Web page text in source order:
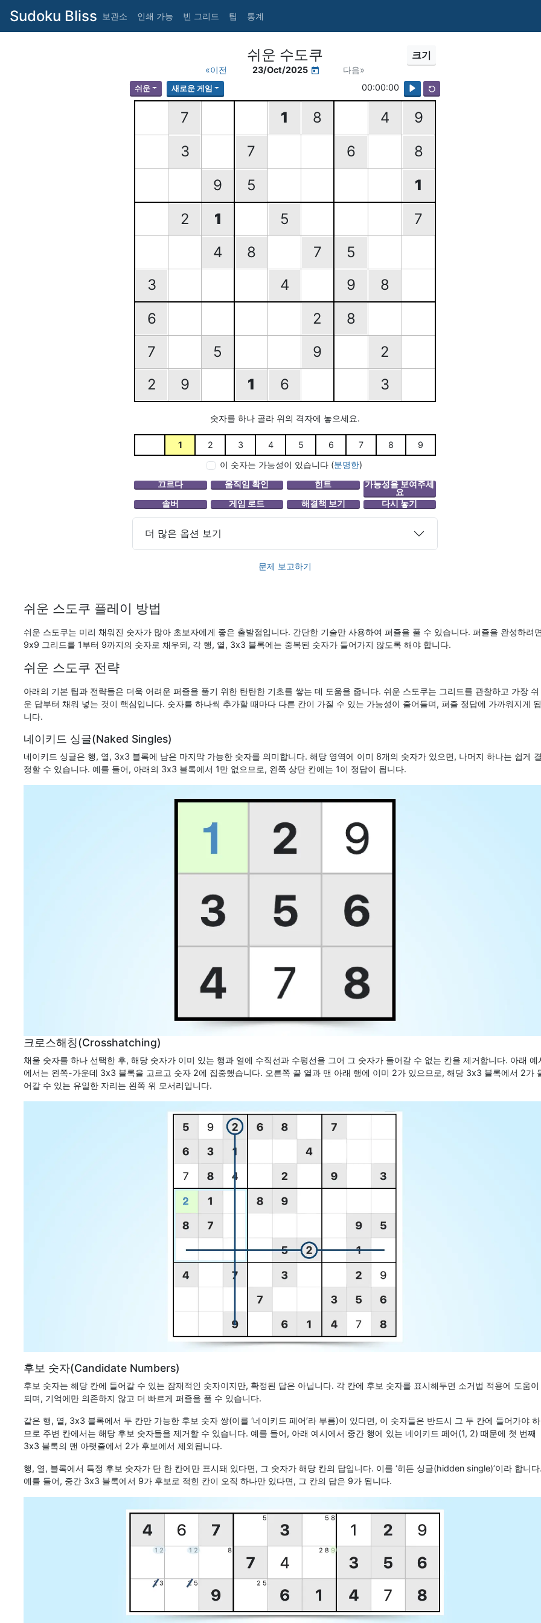
Sudoku Bliss 보관소 인쇄 가능 빈 그리드 팁 통계
쉬운 수도쿠 크기
«이전 23/Oct/2025 다음»
쉬운 새로운 게임 00:00:00
7 1 8 4
9
3
7 6
8
9
5
1
2
1 5
7
4
8 7
5
3
4 9
8
6
2
8
7
5 9
2
2
9 1 6 3
숫자를 하나 골라 위의 격자에 놓으세요.
1 2 3 4 5 6 7 8
9
이 숫자는 가능성이 있습니다 (분명한)
더 많은 옵션 보기
문제 보고하기
쉬운 스도쿠 플레이 방법
쉬운 스도쿠는 미리 채워진 숫자가 많아 초보자에게 좋은 출발점입니다. 간단한 기술만 사용하여 퍼즐을 풀 수 있습니다. 퍼즐을 완성하려
9x9 그리드를 1부터 9까지의 숫자로 채우되, 각 행, 열, 3x3 블록에는 중복된 숫자가 들어가지 않도록 해야 합니다.
쉬운 스도쿠 전략
아래의 기본 팁과 전략들은 더욱 어려운 퍼즐을 풀기 위한 탄탄한 기초를 쌓는 데 도움을 줍니다. 쉬운 스도쿠는 그리드를 관찰하고 가장 쉬
운 답부터 채워 넣는 것이 핵심입니다. 숫자를 하나씩 추가할 때마다 다른 칸이 가질 수 있는 가능성이 줄어들며, 퍼즐 정답에 가까워지게 됩
니다.
네이키드 싱글(Naked Singles)
네이키드 싱글은 행, 열, 3x3 블록에 남은 마지막 가능한 숫자를 의미합니다. 해당 영역에 이미 8개의 숫자가 있으면, 나머지 하나는 쉽게
정할 수 있습니다. 예를 들어, 아래의 3x3 블록에서 1만 없으므로, 왼쪽 상단 칸에는 1이 정답이 됩니다.
크로스해칭(Crosshatching)
채울 숫자를 하나 선택한 후, 해당 숫자가 이미 있는 행과 열에 수직선과 수평선을 그어 그 숫자가 들어갈 수 없는 칸을 제거합니다. 아래 예
에서는 왼쪽-가운데 3x3 블록을 고르고 숫자 2에 집중했습니다. 오른쪽 끝 열과 맨 아래 행에 이미 2가 있으므로, 해당 3x3 블록에서 2가
어갈 수 있는 유일한 자리는 왼쪽 위 모서리입니다.
후보 숫자(Candidate Numbers)
후보 숫자는 해당 칸에 들어갈 수 있는 잠재적인 숫자이지만, 확정된 답은 아닙니다. 각 칸에 후보 숫자를 표시해두면 소거법 적용에 도움이
되며, 기억에만 의존하지 않고 더 빠르게 퍼즐을 풀 수 있습니다.
같은 행, 열, 3x3 블록에서 두 칸만 가능한 후보 숫자 쌍(이를 ‘네이키드 페어’라 부름)이 있다면, 이 숫자들은 반드시 그 두 칸에 들어가야 하
므로 주변 칸에서는 해당 후보 숫자들을 제거할 수 있습니다. 예를 들어, 아래 예시에서 중간 행에 있는 네이키드 페어(1, 2) 때문에 첫 번째
3x3 블록의 맨 아랫줄에서 2가 후보에서 제외됩니다.
행, 열, 블록에서 특정 후보 숫자가 단 한 칸에만 표시돼 있다면, 그 숫자가 해당 칸의 답입니다. 이를 ‘히든 싱글(hidden single)’이라 합니
예를 들어, 중간 3x3 블록에서 9가 후보로 적힌 칸이 오직 하나만 있다면, 그 칸의 답은 9가 됩니다.